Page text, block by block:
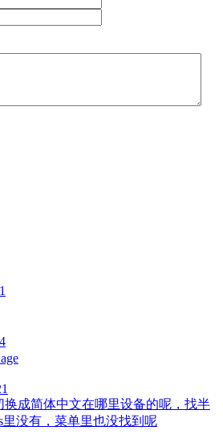
换成简体中文在哪里设备的呢，找半
里没有，菜单里也没找到呢